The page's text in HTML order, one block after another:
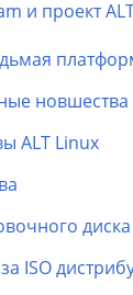
и проект
ALT Linux
диска
ISO